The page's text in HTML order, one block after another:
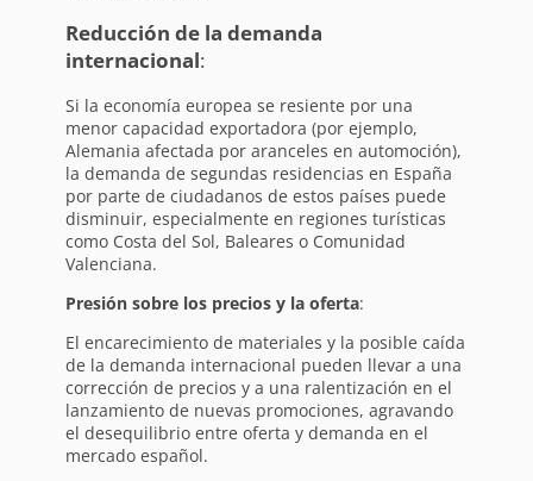
Reducción de la demanda
internacional:
Si la economía europea se resiente por una
menor capacidad exportadora (por ejemplo,
Alemania afectada por aranceles en automoción),
la demanda de segundas residencias en España
por parte de ciudadanos de estos países puede
disminuir, especialmente en regiones turísticas
como Costa del Sol, Baleares o Comunidad
Valenciana.
Presión sobre los precios y la oferta:
El encarecimiento de materiales y la posible caída
de la demanda internacional pueden llevar a una
corrección de precios y a una ralentización en el
lanzamiento de nuevas promociones, agravando
el desequilibrio entre oferta y demanda en el
mercado español.